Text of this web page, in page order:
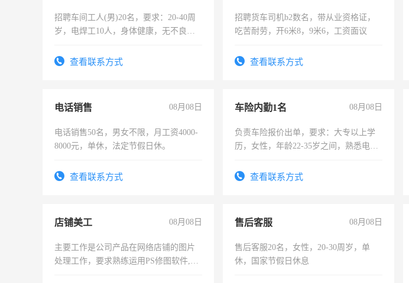
招聘车间工人(男)20名，要求：20-40周
岁，电焊工10人，身体健康，无不良嗜
宿，免费发放劳保用品，两班倒，每月
查看联系方式
招聘货车司机b2数名，带从业资格证，
吃苦耐劳，开6米8，9米6，工资面议
查看联系方式
电话销售 08月08日
电话销售50名，男女不限，月工资4000-
8000元，单休，法定节假日休。
查看联系方式
车险内勤1名 08月08日
负责车险报价出单，要求：大专以上学
历，女性，年龄22-35岁之间，熟悉电脑
试用期1-3个月，转正后交纳五险，
查看联系方式
店铺美工 08月08日
主要工作是公司产品在网络店铺的图片
处理工作，要求熟练运用PS修图软件,工
售后客服 08月08日
售后客服20名，女性，20-30周岁，单
休，国家节假日休息